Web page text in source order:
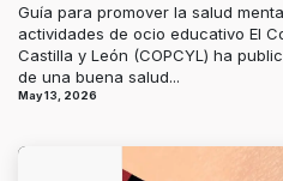
Guía para promover la salud
actividades de ocio educativo El
Castilla y León (COPCYL) ha
de una buena salud...
May 13, 2026